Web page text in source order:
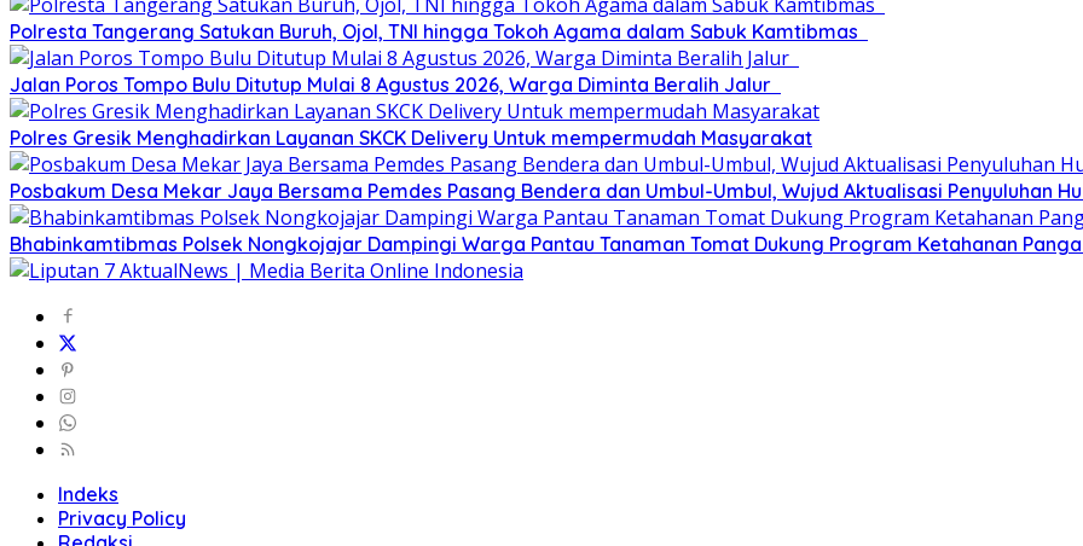
Polresta Tangerang Satukan Buruh, Ojol, TNI hingga Tokoh Agama dalam Sabuk Kamtibmas
Jalan Poros Tompo Bulu Ditutup Mulai 8 Agustus 2026, Warga Diminta Beralih Jalur
Polres Gresik Menghadirkan Layanan SKCK Delivery Untuk mempermudah Masyarakat
Posbakum Desa Mekar Jaya Bersama Pemdes Pasang Bendera dan Umbul-Umbul, Wujud Aktualisasi Penyuluhan
Bhabinkamtibmas Polsek Nongkojajar Dampingi Warga Pantau Tanaman Tomat Dukung Program Ketahanan
Indeks
Privacy Policy